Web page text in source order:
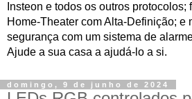
Insteon e todos os outros protocolos;
Home-Theater com Alta-Definição; e
segurança com um sistema de
Ajude a sua casa a ajudá-lo a si.
domingo, 9 de junho de 2024